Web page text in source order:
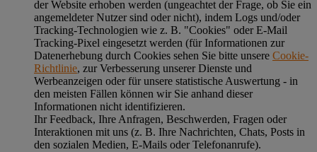
der Website erhoben werden (ungeachtet der Frage, ob Sie ein
angemeldeter Nutzer sind oder nicht), indem Logs und/oder
Tracking-Technologien wie z. B. "Cookies" oder E-Mail
Tracking-Pixel eingesetzt werden (für Informationen zur
Datenerhebung durch Cookies sehen Sie bitte unsere Cookie-
Richtlinie, zur Verbesserung unserer Dienste und
Werbeanzeigen oder für unsere statistische Auswertung - in
den meisten Fällen können wir Sie anhand dieser
Informationen nicht identifizieren.
Ihr Feedback, Ihre Anfragen, Beschwerden, Fragen oder
Interaktionen mit uns (z. B. Ihre Nachrichten, Chats, Posts in
den sozialen Medien, E-Mails oder Telefonanrufe).